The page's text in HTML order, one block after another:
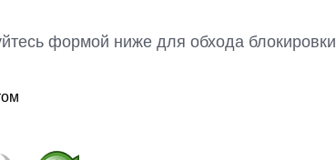
формой ниже для обхода блокировки